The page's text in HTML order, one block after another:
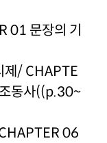
01 문장의 기
제/ CHAPTE
동사((p.30~
06